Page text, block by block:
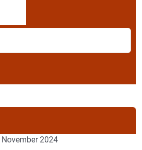
November 2024